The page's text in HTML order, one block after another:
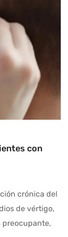
con
crónica del
de vértigo,
preocupante,